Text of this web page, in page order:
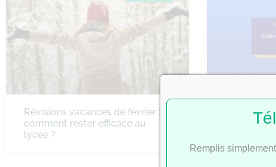
Révisions vacances de février :
comment rester efficace au
lycée ?
Bac 2022
Remplis